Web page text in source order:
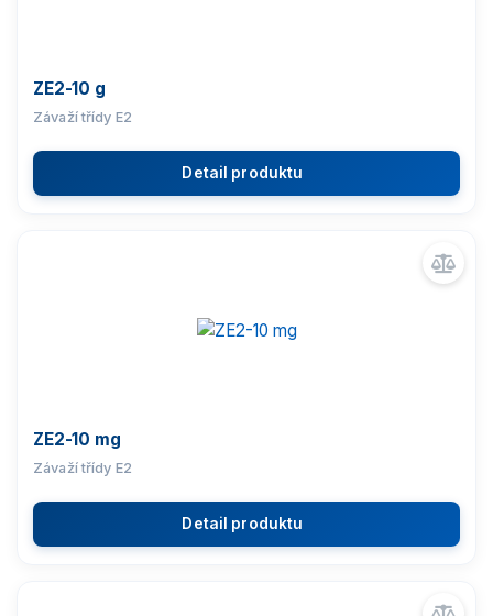
ZE2-10 g
Závaží třídy E2
Detail produktu
ZE2-10 mg
Závaží třídy E2
Detail produktu